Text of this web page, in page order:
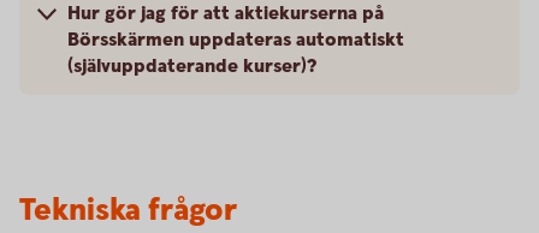
Hur gör jag för att aktiekurserna på
Börsskärmen uppdateras automatiskt
(självuppdaterande kurser)?
Tekniska frågor